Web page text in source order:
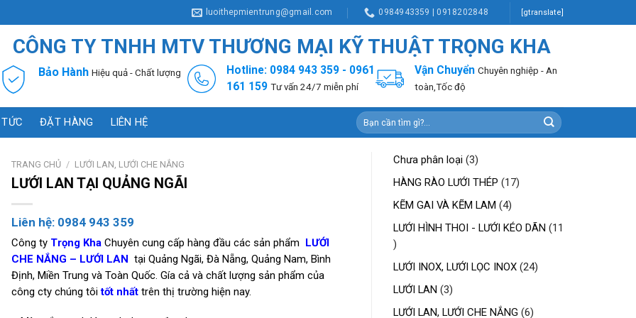
luoithepmientrung@gmail.com 0984943359 | 0918202848 [gtranslate]
CÔNG TY TNHH MTV THƯƠNG MẠI KỸ THUẬT TRỌNG KHA
Bảo Hành Hiệu quả - Chất lượng
Hotline: 0984 943 359 - 0961
161 159 Tư vấn 24/7 miễn phí
Vận Chuyển Chuyên nghiệp - An
toàn,Tốc độ
ĐẶT HÀNG LIÊN HỆ
Tìm
kiếm:
Chưa phân loại 33
sản
HÀNG RÀO LƯỚI THÉP 1717
KẼM GAI VÀ KẼM LAM 44
sản
LƯỚI HÌNH THOI - LƯỚI KÉO DÃN
11
11
sản
LƯỚI INOX, LƯỚI LỌC INOX 2424
LƯỚI LAN 33
sản
LƯỚI LAN, LƯỚI CHE NẮNG 66
TRANG CHỦ / LƯỚI LAN, LƯỚI CHE NẮNG
LƯỚI LAN TẠI QUẢNG NGÃI
Liên hệ: 0984 943 359
Công ty Trọng Kha Chuyên cung cấp hàng đầu các sản phẩm LƯỚI
CHE NẮNG – LƯỚI LAN tại Quảng Ngãi, Đà Nẵng, Quảng Nam, Bình
Định, Miền Trung và Toàn Quốc. Gía cả và chất lượng sản phẩm của
công cty chúng tôitốt nhất trên thị trường hiện nay.